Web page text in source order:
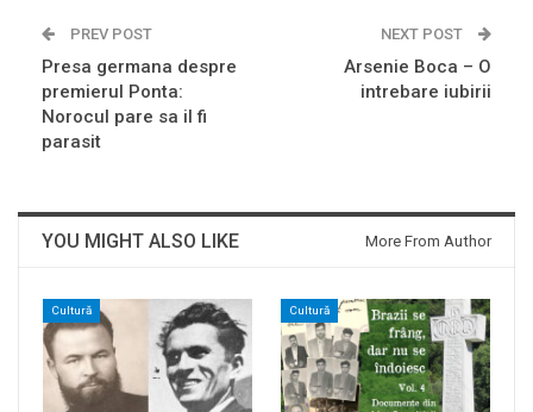
PREV POST
Presa germana despre
premierul Ponta:
Norocul pare sa il fi
parasit
NEXT POST
Arsenie Boca – O
intrebare iubirii
YOU MIGHT ALSO LIKE More From Author
Cultură Cultură